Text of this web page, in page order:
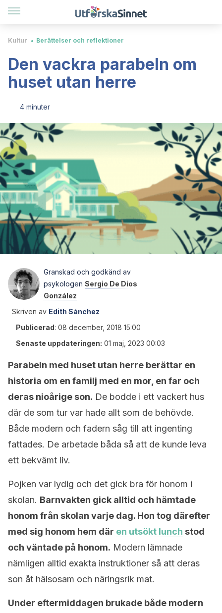
Kultur Berättelser och reflektioner
Den vackra parabeln om
huset utan herre
4 minuter
Granskad och godkänd av
psykologen Sergio De Dios
González
Skriven av Edith Sánchez
Publicerad: 08 december, 2018 15:00
Senaste uppdateringen: 01 maj, 2023 00:03
Parabeln med huset utan herre berättar en
historia om en familj med en mor, en far och
deras nioårige son. De bodde i ett vackert hus
där de som tur var hade allt som de behövde.
Både modern och fadern såg till att ingenting
fattades. De arbetade båda så att de kunde leva
ett bekvämt liv.
Pojken var lydig och det gick bra för honom i
skolan. Barnvakten gick alltid och hämtade
honom från skolan varje dag. Hon tog därefter
med sig honom hem där en utsökt lunch stod
och väntade på honom. Modern lämnade
nämligen alltid exakta instruktioner så att deras
son åt hälsosam och näringsrik mat.
Under eftermiddagen brukade både modern